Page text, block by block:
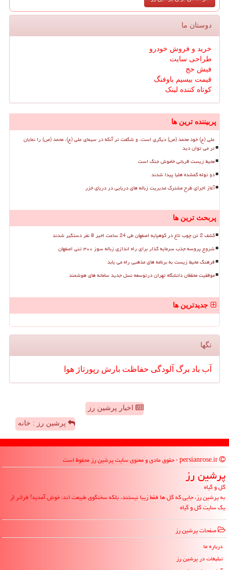
دوستان ما
خرید و فروش خودرو
طراحی سایت
فیش حج
قیمت بیسیم باوفنگ
کوتاه کننده لینک
پربیننده ترین ها
علی (ع) خود محمد (ص) دیگری است، و شگفت تر آنکه در سیمای علی (ع)، محمد (ص) را نمایان
تر می توان دید
محیط زیست قربانی خاموش جنگ است
دو توله گمشده هلیا پیدا شدند
آغاز اجرای طرح مشترک مدیریت زباله های دریایی در دریای خزر
پربحث ترین ها
کشف 2 تن چوب تاغ در کوهپایه اصفهان طی 24 ساعت اخیر 8 نفر دستگیر شدند
شروع پروسه جذب سرمایه گذار برای راه اندازی زباله سوز ۳۰۰ تنی اصفهان
فرهنگ محیط زیست به برنامه های مذهبی راه می یابد
موفقیت محققان دانشگاه تهران درتوسعه نسل جدید سامانه های هوشمند
جدیدترین ها
تگها
آب باد برگ آلودگی حفاظت بارش رپورتاژ هوا
اخبار پرشین رز
پرشین رز : خانه
پرشین رز
گل و گیاه
به پرشین رز، جایی که گل ها فقط زیبا نیستند، بلکه سخنگوی طبیعت اند، خوش آمدید! فراتر از
یک سایت گل و گیاه
صفحات پرشین رز
درباره ما
تبلیغات در پرشین رز